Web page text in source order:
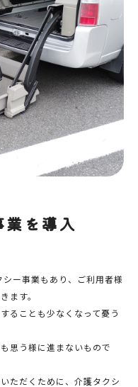
を導入
ー事業もあり、ご利用者様
ます。
ることも少なくなって憂う
思う様に進まないもので
ただくために、介護タクシ